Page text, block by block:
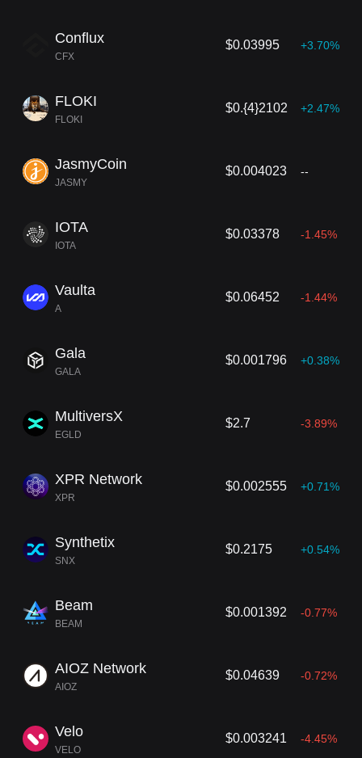
Conflux
CFX
$0.03995 +3.70%
FLOKI
FLOKI
$0.{4}2102 +2.47%
JasmyCoin
JASMY
$0.004023 --
IOTA
IOTA
$0.03378 -1.45%
Vaulta
A
$0.06452 -1.44%
Gala
GALA
$0.001796 +0.38%
MultiversX
EGLD
$2.7 -3.89%
XPR Network
XPR
$0.002555 +0.71%
Synthetix
SNX
$0.2175 +0.54%
Beam
BEAM
$0.001392 -0.77%
AIOZ Network
AIOZ
$0.04639 -0.72%
Velo
VELO
$0.003241 -4.45%